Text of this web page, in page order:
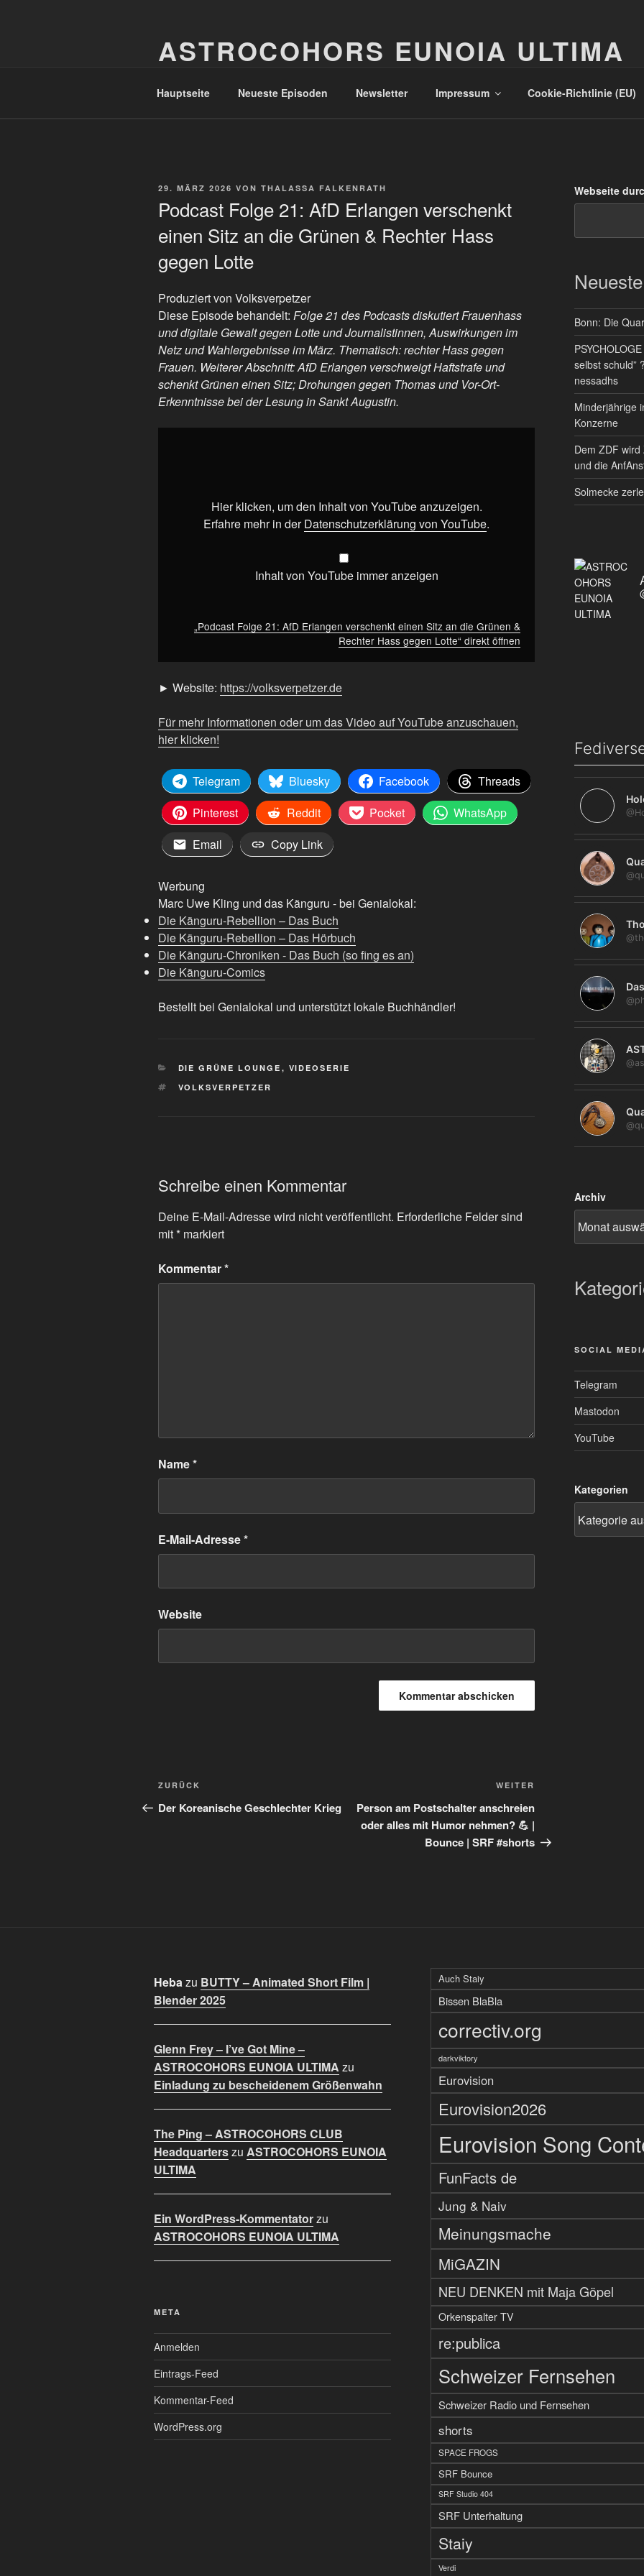
ASTROCOHORS EUNOIA ULTIMA
Hauptseite Neueste Episoden Newsletter Impressum Cookie-Richtlinie (EU)
VERÖFFENTLICHT
29. MÄRZ 2026 VON THALASSA FALKENRATH
Podcast Folge 21: AfD Erlangen verschenkt
einen Sitz an die Grünen & Rechter Hass
gegen Lotte
Produziert von Volksverpetzer
Diese Episode behandelt: Folge 21 des Podcasts diskutiert Frauenhass
und digitale Gewalt gegen Lotte und Journalistinnen, Auswirkungen im
Netz und Wahlergebnisse im März. Thematisch: rechter Hass gegen
Frauen. Weiterer Abschnitt: AfD Erlangen verschweigt Haftstrafe und
schenkt Grünen einen Sitz; Drohungen gegen Thomas und Vor-Ort-
Erkenntnisse bei der Lesung in Sankt Augustin.
verschenkt
Hass
Lotte“
YouTube
anzeigen
Hier klicken, um den Inhalt von YouTube anzuzeigen.
Erfahre mehr in derDatenschutzerklärung von YouTube.
Inhalt von YouTube immer anzeigen
„Podcast Folge 21: AfD Erlangen verschenkt einen Sitz an die Grünen &
Rechter Hass gegen Lotte“ direkt öffnen
► Website: https://volksverpetzer.de
Für mehr Informationen oder um das Video auf YouTube anzuschauen,
hier klicken!
Telegram Bluesky Facebook
Threads
Pinterest
Reddit Pocket
WhatsApp
Email
Copy Link
Werbung
Marc Uwe Kling und das Känguru - bei Genialokal:
Die Känguru-Rebellion – Das Buch
Die Känguru-Rebellion – Das Hörbuch
Die Känguru-Chroniken - Das Buch (so fing es an)
Die Känguru-Comics
Bestellt bei Genialokal und unterstützt lokale Buchhändler!
KATEGORIEN
DIE GRÜNE LOUNGE , VIDEOSERIE
SCHLAGWÖRTER
VOLKSVERPETZER
Schreibe einen Kommentar
Deine E-Mail-Adresse wird nicht veröffentlicht. Erforderliche Felder sind
mit* markiert
Kommentar*
Name*
E-Mail-Adresse*
Website
Beitragsnavigation
Vorheriger
Beitrag
ZURÜCK
Der Koreanische Geschlechter Krieg
Beitrag
WEITER
Person am Postschalter anschreien
oder alles mit Humor nehmen? 💪 |
Bounce | SRF #shorts
Webseite
Bonn: Die
selbst schuld”
nessadhs
Minderjährige
Konzerne
Dem ZDF
und die
Solmecke
Archiv
SOCIAL
Telegram
Mastodon
YouTube
Kategorien
Hebazu BUTTY – Animated Short Film |
Blender 2025
Glenn Frey – I’ve Got Mine –
ASTROCOHORS EUNOIA ULTIMA zu
Einladung zu bescheidenem Größenwahn
The Ping – ASTROCOHORS CLUB
Headquarterszu ASTROCOHORS EUNOIA
ULTIMA
Ein WordPress-Kommentatorzu
ASTROCOHORS EUNOIA ULTIMA
META
Anmelden
Eintrags-Feed
Kommentar-Feed
WordPress.org
Auch Staiy
Bissen BlaBla
correctiv.org
darkviktory
Eurovision
Eurovision2026
Eurovision Song
FunFacts de
Jung & Naiv
Meinungsmache
MiGAZIN
NEU DENKEN mit Maja Göpel
Orkenspalter TV
re:publica
Schweizer Fernsehen
Schweizer Radio und Fernsehen
shorts
SPACE FROGS
SRF Bounce
SRF Studio 404
SRF Unterhaltung
Staiy
Verdi